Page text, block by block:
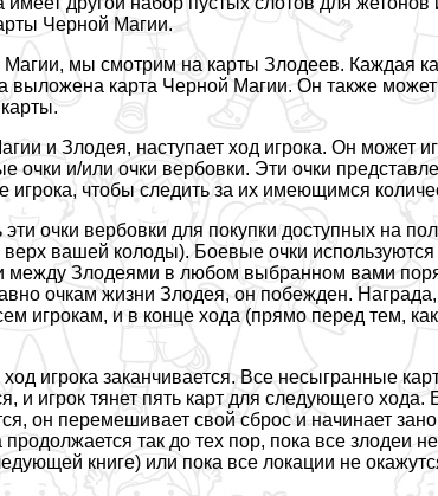
Черной Магии.
мы смотрим на карты Злодеев. Каждая
выложена карта Черной Магии. Он также может
и Злодея, наступает ход игрока. Он может
очки и/или очки вербовки. Эти очки
чтобы следить за их имеющимся
очки вербовки для покупки доступных на
вашей колоды). Боевые очки
между Злодеями в любом выбранном вами
очкам жизни Злодея, он побежден.
игрокам, и в конце хода (прямо перед тем, как
игрока заканчивается. Все несыгранные
игрок тянет пять карт для следующего хода.
он перемешивает свой сброс и начинает
так до тех пор, пока все злодеи
книге) или пока все локации не